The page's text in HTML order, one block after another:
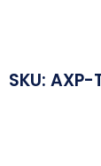
SKU:AXP-